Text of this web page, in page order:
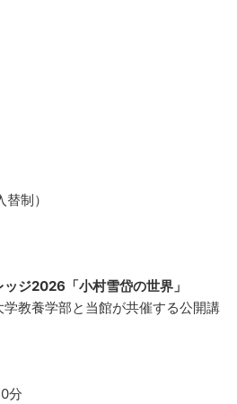
制）
ッジ2026「小村雪岱の世界」
教養学部と当館が共催する公開講
分